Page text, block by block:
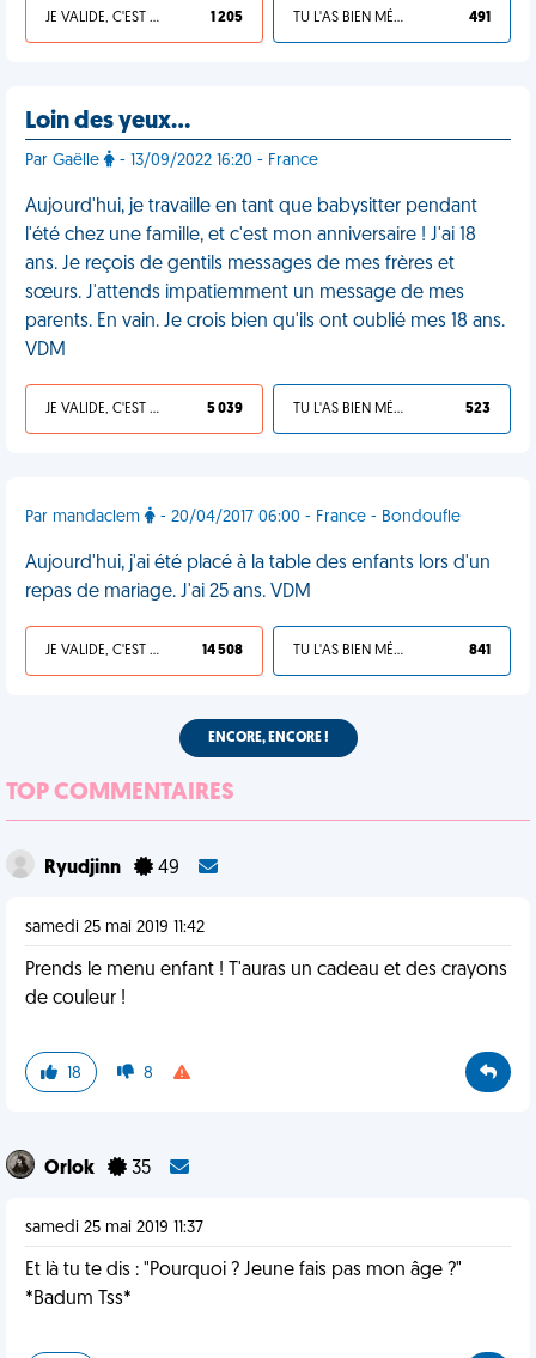
JE VALIDE, C'EST UNE VDM 1 205 TU L'AS BIEN MÉRITÉ 491
Loin des yeux…
Par Gaëlle - 13/09/2022 16:20 - France
Aujourd'hui, je travaille en tant que babysitter pendant
l'été chez une famille, et c'est mon anniversaire ! J'ai 18
ans. Je reçois de gentils messages de mes frères et
sœurs. J'attends impatiemment un message de mes
parents. En vain. Je crois bien qu'ils ont oublié mes 18 ans.
VDM
JE VALIDE, C'EST UNE VDM 5 039 TU L'AS BIEN MÉRITÉ 523
Par mandaclem - 20/04/2017 06:00 - France - Bondoufle
Aujourd'hui, j'ai été placé à la table des enfants lors d'un
repas de mariage. J'ai 25 ans. VDM
JE VALIDE, C'EST UNE VDM 14 508 TU L'AS BIEN MÉRITÉ 841
ENCORE, ENCORE !
TOP COMMENTAIRES
Ryudjinn 49
samedi 25 mai 2019 11:42
Prends le menu enfant ! T'auras un cadeau et des crayons
de couleur !
18 8
Orlok 35
samedi 25 mai 2019 11:37
Et là tu te dis : "Pourquoi ? Jeune fais pas mon âge ?"
*Badum Tss*